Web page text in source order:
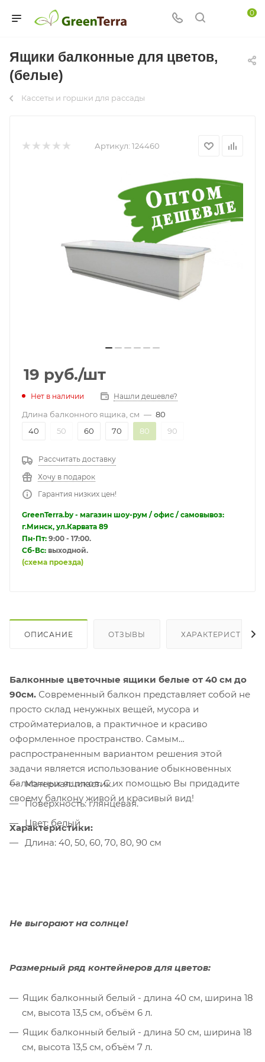
0
Ящики балконные для цветов,
(белые)
Кассеты и горшки для рассады
Артикул: 124460
19 руб./шт
Нет в наличии Нашли дешевле?
Длина балконного ящика, см — 80
40
50 60 70 80 90
Рассчитать доставку
Хочу в подарок
Гарантия низких цен!
GreenTerra.by - магазин шоу-рум / офис / самовывоз:
г.Минск, ул.Карвата 89
Пн-Пт: 9:00 - 17:00.
Сб-Вс: выходной.
(схема проезда)
ОПИСАНИЕ ОТЗЫВЫ ХАРАКТЕРИСТИКИ
Балконные цветочные ящики белые от 40 см до
90см. Современный балкон представляет собой не
просто склад ненужных вещей, мусора и
стройматериалов, а практичное и красиво
оформленное пространство. Самым
распространенным вариантом решения этой
задачи является использование обыкновенных
балконных ящиков. С их помощью Вы придадите
своему балкону живой и красивый вид!
Характеристики:
Материал: пластик.
Поверхность: глянцевая.
Цвет: белый
Длина: 40, 50, 60, 70, 80, 90 см
Не выгорают на солнце!
Размерный ряд контейнеров для цветов:
Ящик балконный белый - длина 40 см, ширина 18
см, высота 13,5 см, объём 6 л.
Ящик балконный белый - длина 50 см, ширина 18
см, высота 13,5 см, объём 7 л.